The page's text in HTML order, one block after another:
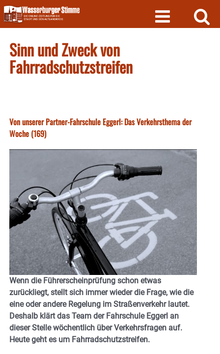
Skip
to
content
Sinn und Zweck von
Fahrradschutzstreifen
Von unserer Partner-Fahrschule Eggerl: Das Verkehrsthema der
Woche (169)
Wenn die Führerscheinprüfung schon etwas
zurückliegt, stellt sich immer wieder die Frage, wie die
eine oder andere Regelung im Straßenverkehr lautet.
Deshalb klärt das Team der Fahrschule Eggerl an
dieser Stelle wöchentlich über Verkehrsfragen auf.
Heute geht es um Fahrradschutzstreifen.